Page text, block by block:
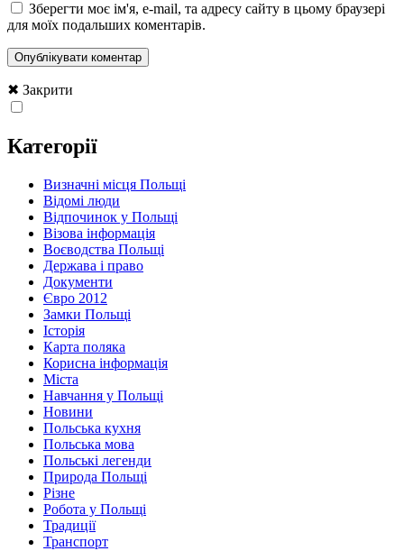
Зберегти моє ім'я, e-mail, та адресу сайту в цьому браузері
для моїх подальших коментарів.
✖ Закрити
Категорії
Визначні місця Польщі
Відомі люди
Відпочинок у Польщі
Візова інформація
Воєводства Польщі
Держава і право
Документи
Євро 2012
Замки Польщі
Історія
Карта поляка
Корисна інформація
Міста
Навчання у Польщі
Новини
Польська кухня
Польська мова
Польські легенди
Природа Польщі
Різне
Робота у Польщі
Традиції
Транспорт